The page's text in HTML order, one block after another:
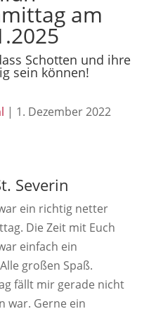
am
Schotten und ihre
sein können!
| 1. Dezember 2022
Severin
ein richtig netter
Die Zeit mit Euch
einfach ein
großen Spaß.
fällt mir gerade nicht
war. Gerne ein